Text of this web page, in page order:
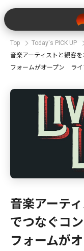
Top
Today's PICK UP
音楽アーティストと観客
フォームがオープン ライ
音楽アーテ
でつなぐコ
フォームが